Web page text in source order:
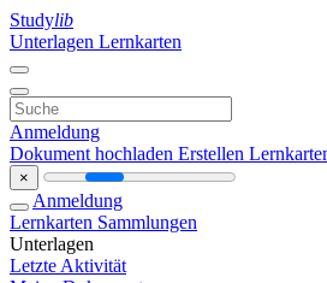
Studylib
Unterlagen Lernkarten
Anmeldung
Dokument hochladen Erstellen
×
Anmeldung
Lernkarten Sammlungen
Unterlagen
Letzte Aktivität